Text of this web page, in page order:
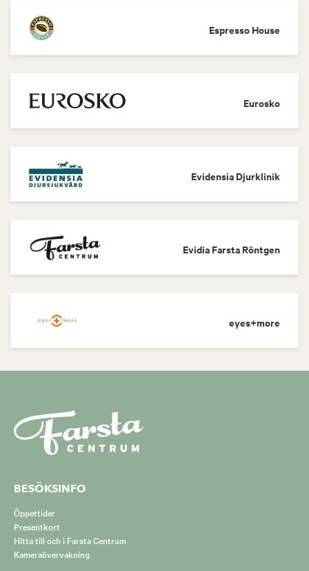
Espresso House
Eurosko
Evidensia Djurklinik
Evidia Farsta Röntgen
eyes+more
BESÖKSINFO
Öppettider
Presentkort
Hitta till och i Farsta Centrum
Kameraövervakning